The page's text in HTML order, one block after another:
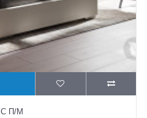
С П/М